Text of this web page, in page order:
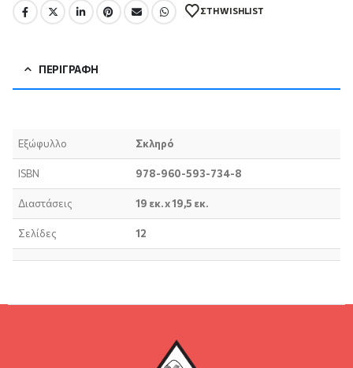
ΣΤΗ WISHLIST
ΠΕΡΙΓΡΑΦΉ
Εξώφυλλο Σκληρό
ISBN 978-960-593-734-8
Διαστάσεις 19 εκ. x 19,5 εκ.
Σελίδες 12